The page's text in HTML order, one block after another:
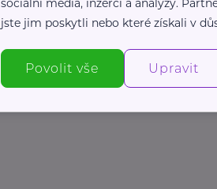
sociální média, inzerci a analýzy.
jste jim poskytli nebo které získali v
Povolit vše Upravit